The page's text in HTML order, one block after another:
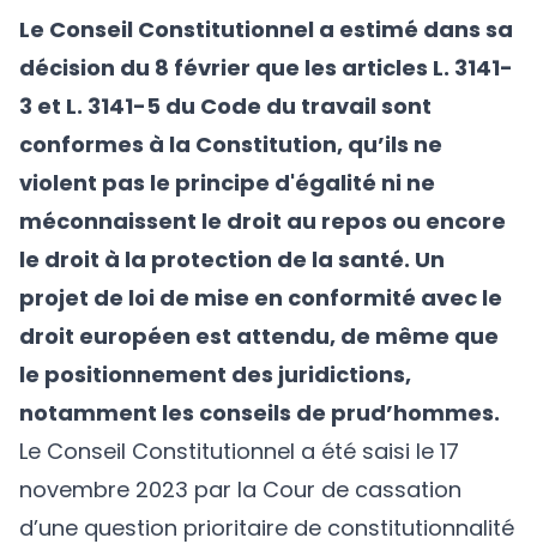
Le Conseil Constitutionnel a estimé dans sa
décision du 8 février que les articles L. 3141-
3 et L. 3141-5 du Code du travail sont
conformes à la Constitution, qu’ils ne
violent pas le principe d'égalité ni ne
méconnaissent le droit au repos ou encore
le droit à la protection de la santé. Un
projet de loi de mise en conformité avec le
droit européen est attendu, de même que
le positionnement des juridictions,
notamment les conseils de prud’hommes.
Le Conseil Constitutionnel a été saisi le 17
novembre 2023 par la Cour de cassation
d’une question prioritaire de constitutionnalité